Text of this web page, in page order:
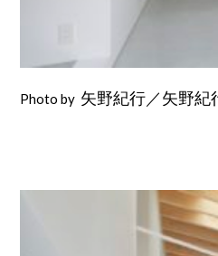
Photo by 矢野紀行／矢野紀